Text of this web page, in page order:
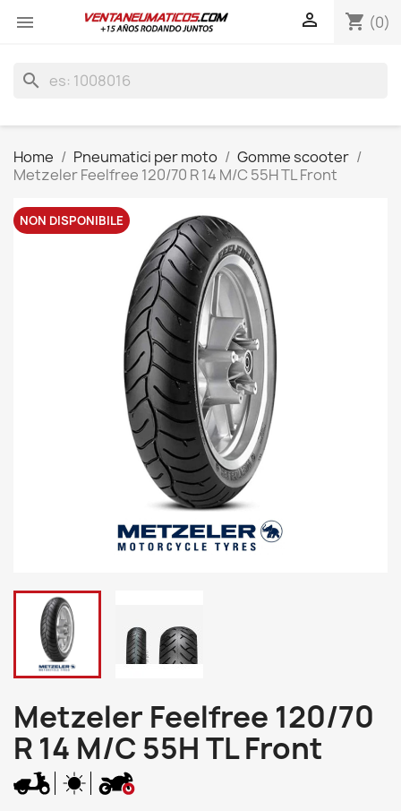
 shopping_cart (0)

search
Home Pneumatici per moto
Gomme scooter
Metzeler Feelfree 120/70 R 14 M/C 55H TL Front
NON DISPONIBILE
Metzeler Feelfree 120/70
R 14 M/C 55H TL Front